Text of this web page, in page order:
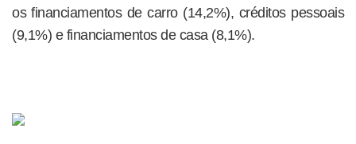
os financiamentos de carro (14,2%), créditos pessoais
(9,1%) e financiamentos de casa (8,1%).